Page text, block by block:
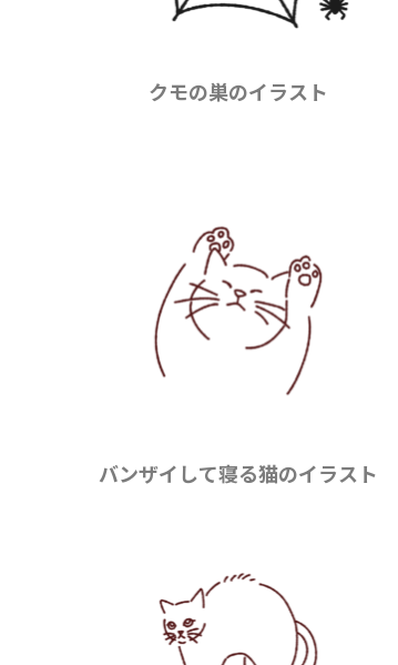
クモの巣のイラスト
バンザイして寝る猫のイラスト